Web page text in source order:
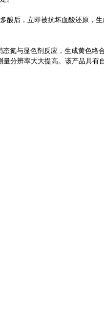
酸后，立即被抗坏血酸还原，
氮与显色剂反应，生成黄色络
分辨率大大提高。该产品具有